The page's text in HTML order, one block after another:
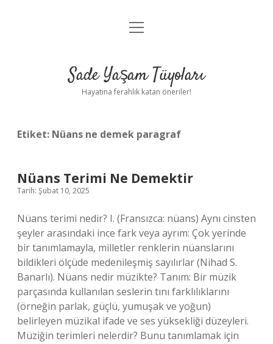
Anasayfa
Yasal Uyarı
menüyü
Sade Yaşam Tüyoları
Hayatına ferahlık katan öneriler!
Etiket: Nüans ne demek paragraf
Nüans Terimi Ne Demektir
Tarih: Şubat 10, 2025
Nüans terimi nedir? I. (Fransızca: nüans) Aynı cinsten
şeyler arasındaki ince fark veya ayrım: Çok yerinde
bir tanımlamayla, milletler renklerin nüanslarını
bildikleri ölçüde medenileşmiş sayılırlar (Nihad S.
Banarlı). Nüans nedir müzikte? Tanım: Bir müzik
parçasında kullanılan seslerin tını farklılıklarını
(örneğin parlak, güçlü, yumuşak ve yoğun)
belirleyen müzikal ifade ve ses yüksekliği düzeyleri.
Müziğin terimleri nelerdir? Bunu tanımlamak için